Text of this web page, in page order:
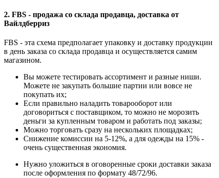
2. FBS - продажа со склада продавца, доставка от
Вайлдберриз
FBS - эта схема предполагает упаковку и доставку продукции
в день заказа со склада продавца и осуществляется самим
магазином.
Вы можете тестировать ассортимент и разные ниши.
Можете не закупать большие партии или вовсе не
покупать их;
Если правильно наладить товарооборот или
договориться с поставщиком, то можно не морозить
деньги за купленным товаром и работать под заказы;
Можно торговать сразу на нескольких площадках;
Снижение комиссии на 5-12%, а для одежды на 15% -
очень существенная экономия.
Нужно уложиться в оговоренные сроки доставки заказа
после оформления по формату 48/72/96.